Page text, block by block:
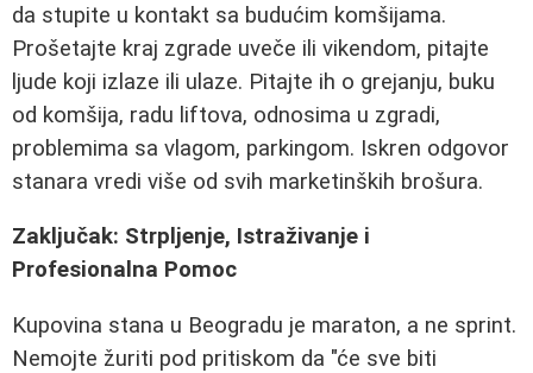
da stupite u kontakt sa budućim komšijama.
Prošetajte kraj zgrade uveče ili vikendom, pitajte
ljude koji izlaze ili ulaze. Pitajte ih o grejanju, buku
od komšija, radu liftova, odnosima u zgradi,
problemima sa vlagom, parkingom. Iskren odgovor
stanara vredi više od svih marketinških brošura.
Zaključak: Strpljenje, Istraživanje i
Profesionalna Pomoc
Kupovina stana u Beogradu je maraton, a ne sprint.
Nemojte žuriti pod pritiskom da "će sve biti